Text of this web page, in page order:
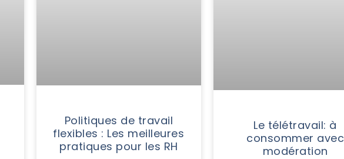
Politiques de travail
flexibles : Les meilleures
pratiques pour les RH
Le télétravail: à
consommer avec
modération